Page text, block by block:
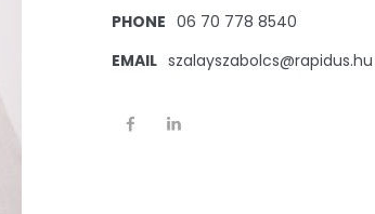
PHONE 06 70 778 8540
EMAIL szalayszabolcs@rapidus.hu